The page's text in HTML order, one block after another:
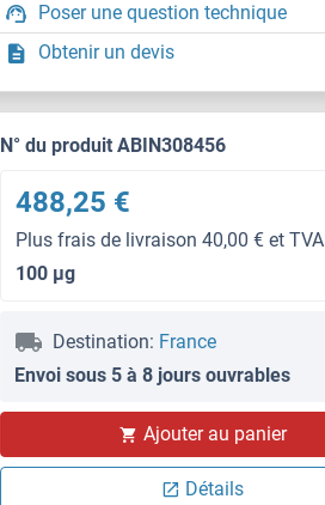
Poser une question technique
Obtenir un devis
N° du produit ABIN308456
488,25 €
Plus frais de livraison 40,00 € et TVA
100 μg
Destination: France
Envoi sous 5 à 8 jours ouvrables
Ajouter au panier
Détails